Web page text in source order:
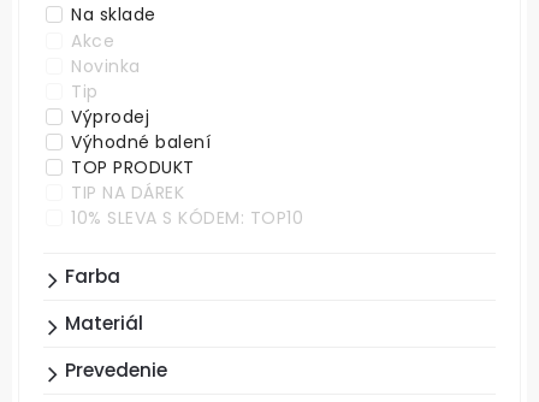
Na sklade
Akce
Novinka
Tip
Výprodej
Výhodné balení
TOP PRODUKT
TIP NA DÁREK
10% SLEVA S KÓDEM: TOP10
Farba
Materiál
Prevedenie